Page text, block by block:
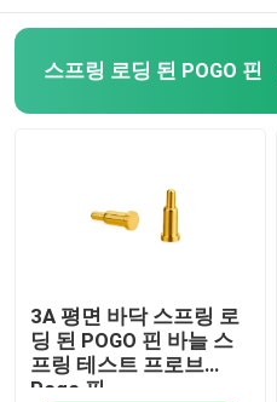
스프링 로딩 된 POGO 핀
3A 평면 바닥 스프링 로
딩 된 POGO 핀 바늘 스
프링 테스트 프로브
Pogo 핀